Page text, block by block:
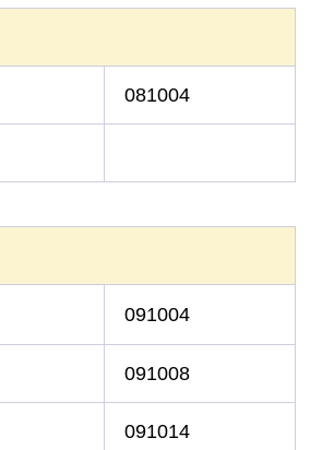
081004
091004
091008
091014